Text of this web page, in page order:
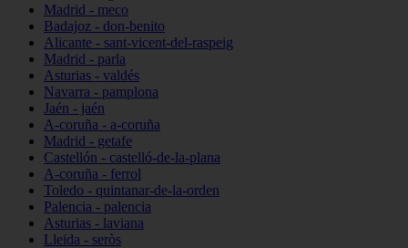
Madrid - meco
Badajoz - don-benito
Alicante - sant-vicent-del-raspeig
Madrid - parla
Asturias - valdés
Navarra - pamplona
Jaén - jaén
A-coruña - a-coruña
Madrid - getafe
Castellón - castelló-de-la-plana
A-coruña - ferrol
Toledo - quintanar-de-la-orden
Palencia - palencia
Asturias - laviana
Lleida - seròs